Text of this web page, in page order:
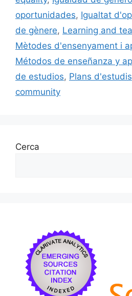
o
k
oportunidades, Igualtat
de gènere, Learning and
Mètodes d'ensenyament i
Métodos de enseñanza y
de estudios, Plans d'estudis
community
Cerca